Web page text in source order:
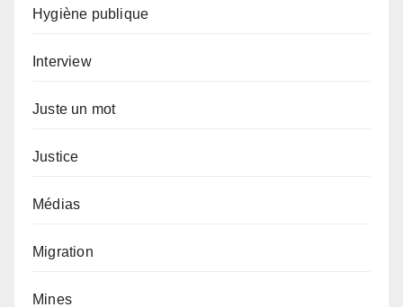
Hygiène publique
Interview
Juste un mot
Justice
Médias
Migration
Mines